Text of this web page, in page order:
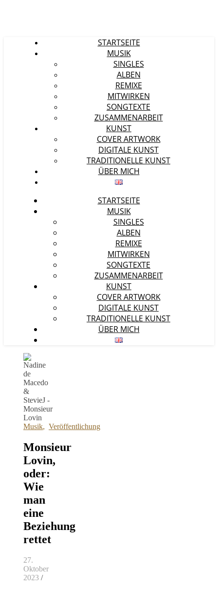
STARTSEITE
MUSIK
SINGLES
ALBEN
REMIXE
MITWIRKEN
SONGTEXTE
ZUSAMMENARBEIT
KUNST
COVER ARTWORK
DIGITALE KUNST
TRADITIONELLE KUNST
ÜBER MICH
STARTSEITE
MUSIK
SINGLES
ALBEN
REMIXE
MITWIRKEN
SONGTEXTE
ZUSAMMENARBEIT
KUNST
COVER ARTWORK
DIGITALE KUNST
TRADITIONELLE KUNST
ÜBER MICH
Musik, Veröffentlichung
Monsieur
Lovin,
oder:
Wie
man
eine
Beziehung
rettet
27.
Oktober
2023 /